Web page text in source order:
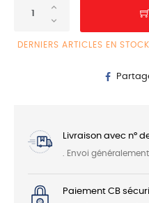
DERNIERS ARTICLES EN STOCK
Livraison avec n°
. Envoi
Paiement CB